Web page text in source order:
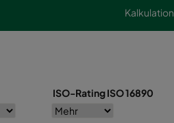
Kalkulation
ISO-Rating ISO 16890